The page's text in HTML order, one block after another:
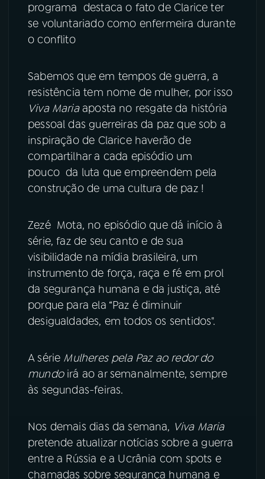
programa destaca o fato de Clarice ter
se voluntariado como enfermeira durante
o conflito
Sabemos que em tempos de guerra, a
resistência tem nome de mulher, por isso
Viva Mariaaposta no resgate da história
pessoal das guerreiras da paz que sob a
inspiração de Clarice haverão de
compartilhar a cada episódio um
pouco da luta que empreendem pela
construção de uma cultura de paz !
Zezé Mota, no episódio que dá início à
série, faz de seu canto e de sua
visibilidade na mídia brasileira, um
instrumento de força, raça e fé em prol
da segurança humana e da justiça, até
porque para ela “Paz é diminuir
desigualdades, em todos os sentidos".
A série Mulheres pela Paz ao redor do
mundoirá ao ar semanalmente, sempre
às segundas-feiras.
Nos demais dias da semana, Viva Maria
pretende atualizar notícias sobre a guerra
entre a Rússia e a Ucrânia com spots e
chamadas sobre segurança humana e